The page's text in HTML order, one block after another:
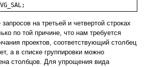
на третьей и четвертой строках
по той причине, что нам требуется
проектов, соответствующий столбец
а в списке группировки можно
столбцов. Для упрощения вида